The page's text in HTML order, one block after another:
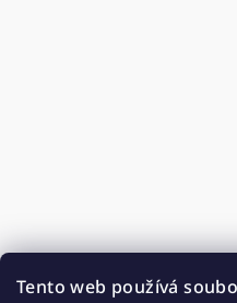
Tento web používá